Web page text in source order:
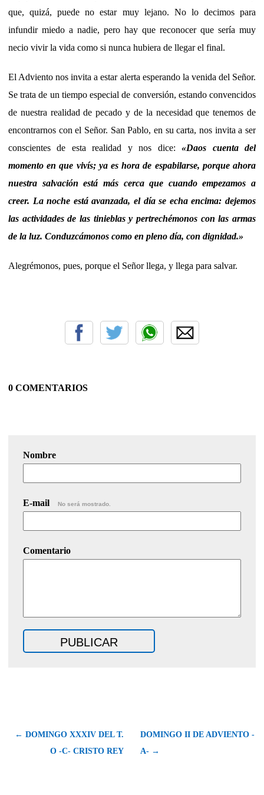
que, quizá, puede no estar muy lejano. No lo decimos para
infundir miedo a nadie, pero hay que reconocer que sería muy
necio vivir la vida como si nunca hubiera de llegar el final.
El Adviento nos invita a estar alerta esperando la venida del Señor.
Se trata de un tiempo especial de conversión, estando convencidos
de nuestra realidad de pecado y de la necesidad que tenemos de
encontrarnos con el Señor. San Pablo, en su carta, nos invita a ser
conscientes de esta realidad y nos dice:«Daos cuenta del
momento en que vivís; ya es hora de espabilarse, porque ahora
nuestra salvación está más cerca que cuando empezamos a
creer. La noche está avanzada, el día se echa encima: dejemos
las actividades de las tinieblas y pertrechémonos con las armas
de la luz. Conduzcámonos como en pleno día, con dignidad.»
Alegrémonos, pues, porque el Señor llega, y llega para salvar.
0 COMENTARIOS
Nombre
E-mail No será mostrado.
Comentario
← DOMINGO XXXIV DEL T.
O -C- CRISTO REY
DOMINGO II DE ADVIENTO -
A- →